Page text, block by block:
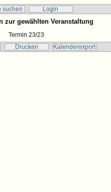
suchen Login
zur gewählten Veranstaltung
Termin 23/23
Drucken Kalenderexport